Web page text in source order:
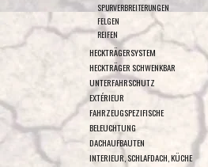
SPURVERBREITERUNGEN
FELGEN
REIFEN
HECKTRÄGERSYSTEM
HECKTRÄGER SCHWENKBAR
UNTERFAHRSCHUTZ
EXTÉRIEUR
FAHRZEUGSPEZIFISCHE
BELEUCHTUNG
DACHAUFBAUTEN
INTERIEUR, SCHLAFDACH, KÜCHE